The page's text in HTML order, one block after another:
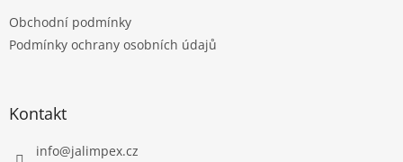
Obchodní podmínky
Podmínky ochrany osobních údajů
Kontakt
info@jalimpex.cz